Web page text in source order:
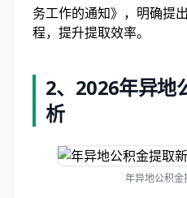
务工作的通知》，明确提
程，提升提取效率。
2、 2026年异地
析
年异地公积